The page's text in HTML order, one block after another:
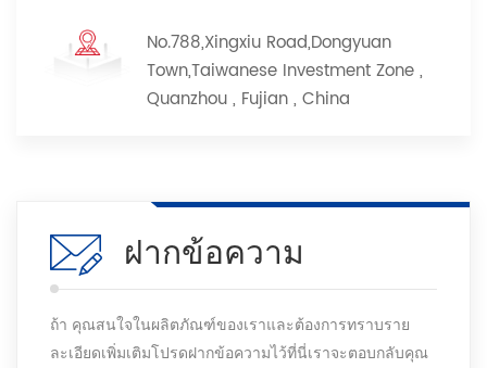
No.788,Xingxiu Road,Dongyuan
Town,Taiwanese Investment Zone ,
Quanzhou , Fujian , China
ฝากข้อความ
ถ้า คุณสนใจในผลิตภัณฑ์ของเราและต้องการทราบราย
ละเอียดเพิ่มเติมโปรดฝากข้อความไว้ที่นี่เราจะตอบกลับคุณ